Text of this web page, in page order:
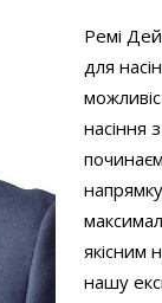
Ремі
для
насіння
якісним
нашу